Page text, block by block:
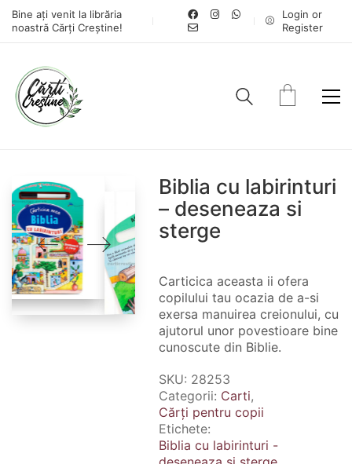
Bine ați venit la librăria
noastră Cărți Creștine!
Login or
Register
Biblia cu labirinturi
– deseneaza si
sterge
Carticica aceasta ii ofera
copilului tau ocazia de a-si
exersa manuirea creionului, cu
ajutorul unor povestioare bine
cunoscute din Biblie.
SKU: 28253
Categorii: Carti,
Cărți pentru copii
Etichete:
Biblia cu labirinturi -